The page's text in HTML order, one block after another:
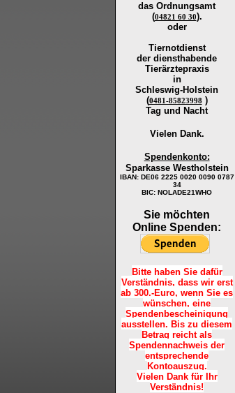
das Ordnungsamt
(04821 60 30).
oder
Tiernotdienst
der diensthabende
Tierärztepraxis
in
Schleswig-Holstein
(0481-85823998 )
Tag und Nacht
Vielen Dank.
Spendenkonto:
Sparkasse Westholstein
IBAN: DE06 2225 0020 0090 0787
34
BIC: NOLADE21WHO
Sie möchten
Online Spenden:
Bitte haben Sie dafür
Verständnis, dass wir erst
ab 300.-Euro, wenn Sie es
wünschen, eine
Spendenbescheinigung
ausstellen. Bis zu diesem
Betrag reicht als
Spendennachweis der
entsprechende
Kontoauszug.
Vielen Dank für Ihr
Verständnis!